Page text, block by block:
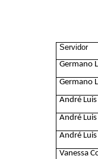
Servidor
Germano
Germano
André Luis
André Luis
André Luis
Vanessa